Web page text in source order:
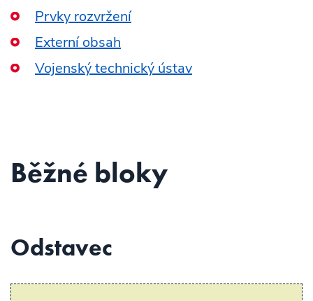
Prvky rozvržení
Externí obsah
Vojenský technický ústav
Běžné bloky
Odstavec